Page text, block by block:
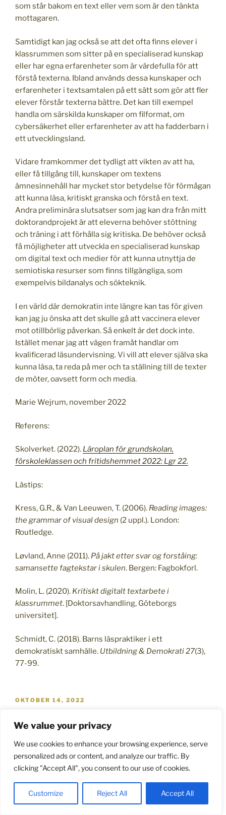
We value your privacy
We use cookies to enhance your browsing experience, serve
personalized ads or content, and analyze our traffic. By
clicking "Accept All", you consent to our use of cookies.
Customize Reject All Accept All
som står bakom en text eller vem som är den tänkta
mottagaren.
Samtidigt kan jag också se att det ofta finns elever i
klassrummen som sitter på en specialiserad kunskap
eller har egna erfarenheter som är värdefulla för att
förstå texterna. Ibland används dessa kunskaper och
erfarenheter i textsamtalen på ett sätt som gör att fler
elever förstår texterna bättre. Det kan till exempel
handla om särskilda kunskaper om filformat, om
cybersäkerhet eller erfarenheter av att ha fadderbarn i
ett utvecklingsland.
Vidare framkommer det tydligt att vikten av att ha,
eller få tillgång till, kunskaper om textens
ämnesinnehåll har mycket stor betydelse för förmågan
att kunna läsa, kritiskt granska och förstå en text.
Andra preliminära slutsatser som jag kan dra från mitt
doktorandprojekt är att eleverna behöver stöttning
och träning i att förhålla sig kritiska. De behöver också
få möjligheter att utveckla en specialiserad kunskap
om digital text och medier för att kunna utnyttja de
semiotiska resurser som finns tillgängliga, som
exempelvis bildanalys och sökteknik.
I en värld där demokratin inte längre kan tas för given
kan jag ju önska att det skulle gå att vaccinera elever
mot otillbörlig påverkan. Så enkelt är det dock inte.
Istället menar jag att vägen framåt handlar om
kvalificerad läsundervisning. Vi vill att elever själva ska
kunna läsa, ta reda på mer och ta ställning till de texter
de möter, oavsett form och media.
Marie Wejrum, november 2022
Referens:
Skolverket. (2022). Läroplan för grundskolan,
förskoleklassen och fritidshemmet 2022: Lgr 22.
Lästips:
Kress, G.R., & Van Leeuwen, T. (2006). Reading images:
the grammar of visual design (2 uppl.). London:
Routledge.
Løvland, Anne (2011). På jakt etter svar og forståing:
samansette fagtekstar i skulen. Bergen: Fagbokforl.
Molin, L. (2020). Kritiskt digitalt textarbete i
klassrummet. [Doktorsavhandling, Göteborgs
universitet].
Schmidt, C. (2018). Barns läspraktiker i ett
demokratiskt samhälle. Utbildning & Demokrati 27(3),
77-99.
PUBLICERAT
OKTOBER 14, 2022
”Blodtrycket är det cirkulerande blodets tryck mot
kärlväggarna i artärerna och bestäms av
hjärtminutvolymen samt graden av det perifera
motståndet i blodbanan.”